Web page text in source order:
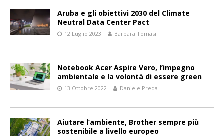
Aruba e gli obiettivi 2030 del Climate
Neutral Data Center Pact
12 Luglio 2023 Barbara Tomasi
Notebook Acer Aspire Vero, l’impegno
ambientale e la volontà di essere green
13 Ottobre 2022 Daniele Preda
Aiutare l’ambiente, Brother sempre più
sostenibile a livello europeo